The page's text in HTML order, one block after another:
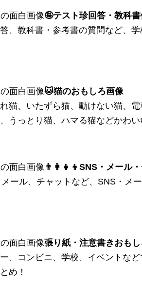
面白画像🤪テスト珍回答・教科
、教科書・参考書の質問など、
面白画像🐱猫のおもしろ画像
猫、いたずら猫、動けない猫、
うっとり猫、ハマる猫などかわ
面白画像 👨‍👩‍👧‍👦SNS・メール
ール、チャットなど、SNS・メ
面白画像張り紙・注意書きおも
、コンビニ、学校、イベントな
め！